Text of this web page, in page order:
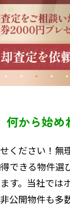
何から始め
ください！無
できる物件選
す。 当社では
公開物件も多